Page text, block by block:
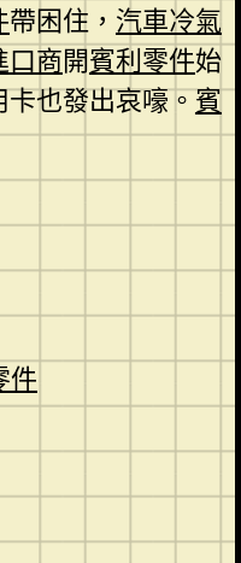
帶困住， 汽車冷氣
口商開賓利零件始
也發出哀嚎。賓
件